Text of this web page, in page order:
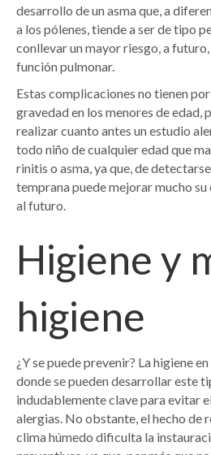
desarrollo de un asma que, a
a los pólenes, tiende a ser de tipo
conllevar un mayor riesgo, a
función pulmonar.
Estas complicaciones no tienen
gravedad en los menores de edad,
realizar cuanto antes un estudio
todo niño de cualquier edad que
rinitis o asma, ya que, de
temprana puede mejorar mucho
al futuro.
Higiene y
higiene
¿Y se puede prevenir? La higiene
donde se pueden desarrollar este
indudablemente clave para evitar
alergias. No obstante, el hecho de
clima húmedo dificulta la